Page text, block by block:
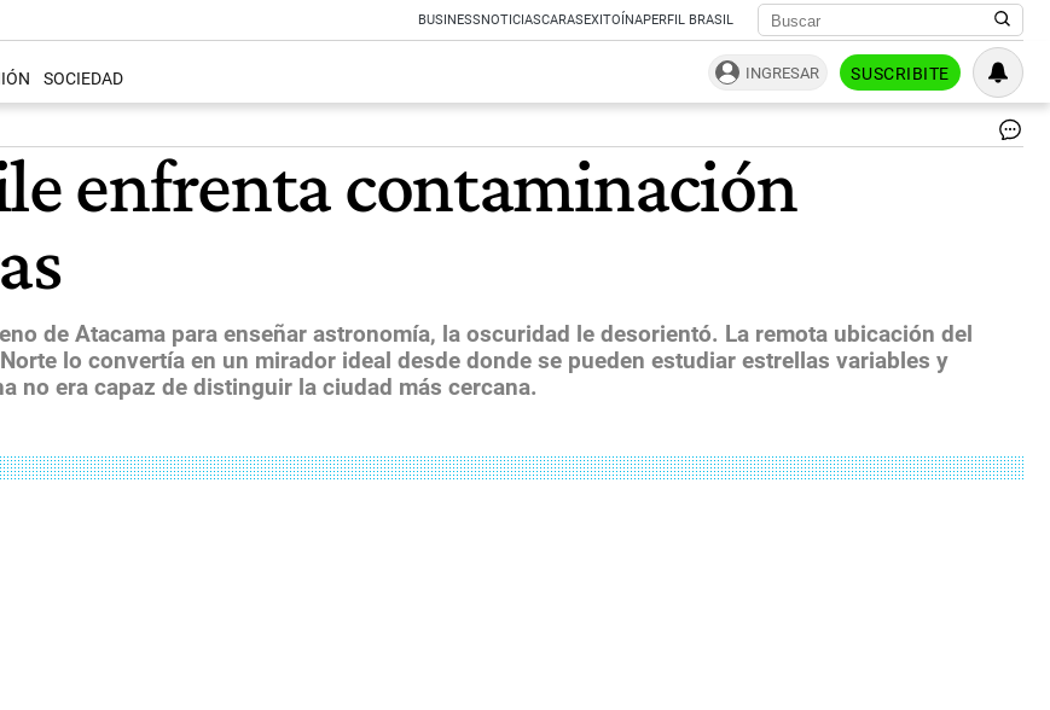
BUSINESSNOTICIASCARASEXITOÍNAPERFIL BRASIL
SOCIEDAD INGRESAR SUSCRIBITE
enfrenta contaminación
de Atacama para enseñar astronomía, la oscuridad le desorientó. La remota ubicación del
lo convertía en un mirador ideal desde donde se pueden estudiar estrellas variables y
no era capaz de distinguir la ciudad más cercana.